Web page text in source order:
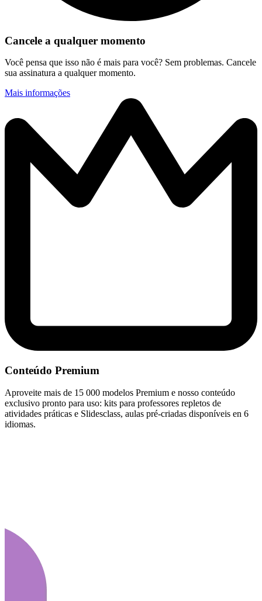
Cancele a qualquer momento
Você pensa que isso não é mais para você? Sem problemas. Cancele
sua assinatura a qualquer momento.
Mais informações
Conteúdo Premium
Aproveite mais de 15 000 modelos Premium e nosso conteúdo
exclusivo pronto para uso: kits para professores repletos de
atividades práticas e Slidesclass, aulas pré-criadas disponíveis en 6
idiomas.